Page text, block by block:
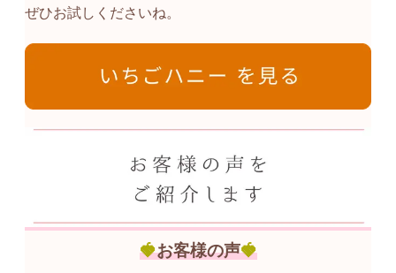
ぜひお試しくださいね。
🍓お客様の声🍓